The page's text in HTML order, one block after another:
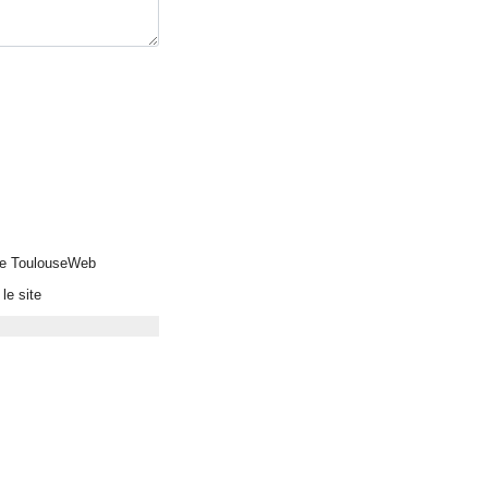
ToulouseWeb
le site